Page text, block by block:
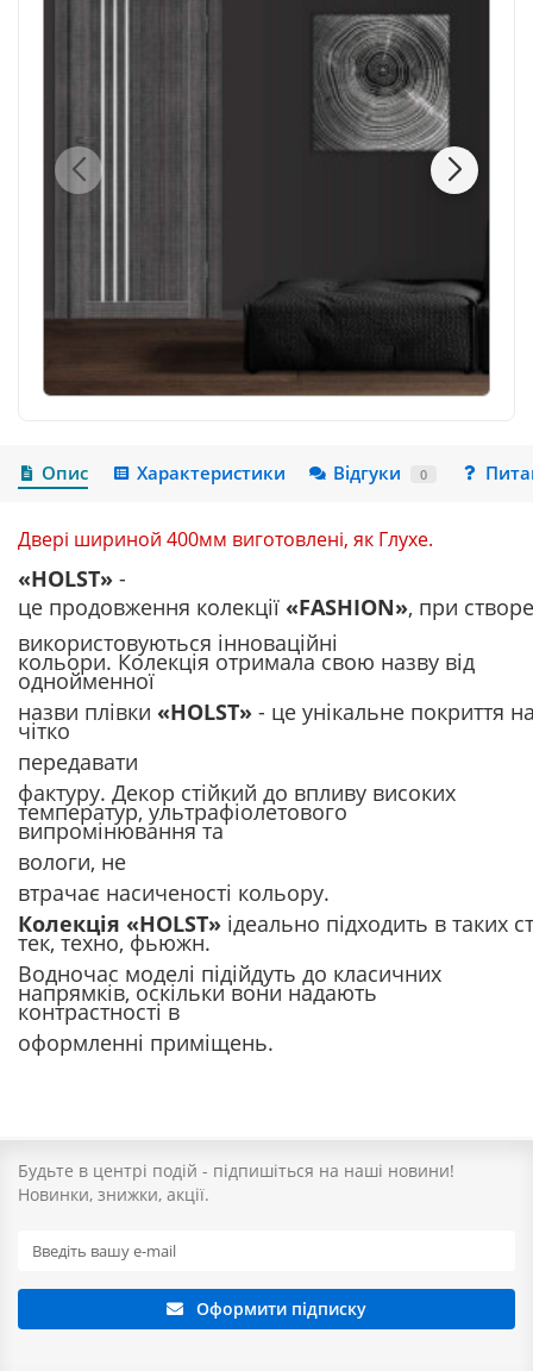
Опис Характеристики Відгуки 0
Двері шириной 400мм виготовлені, як Глухе.
«HOLST» -
це продовження колекції «FASHION», при
використовуються інноваційні
кольори. Колекція отримала свою назву від
однойменної
назви плівки «HOLST» - це унікальне покриття
чітко
передавати
фактуру. Декор стійкий до впливу високих
температур, ультрафіолетового
випромінювання та
вологи, не
втрачає насиченості кольору.
Колекція «HOLST» ідеально підходить в таких
тек, техно, фьюжн.
Водночас моделі підійдуть до класичних
напрямків, оскільки вони надають
контрастності в
оформленні приміщень.
Будьте в центрі подій - підпишіться на наші новини!
Новинки, знижки, акції.
Оформити підписку